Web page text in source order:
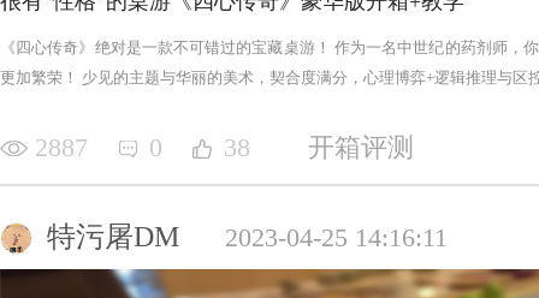
《四心传奇》绝对是一款不可错过的宝藏桌游！ 作为一名中世纪的药剂师，
更加繁荣！ 少见的主题与华丽的美术，契合度满分，心理博弈+逻辑推理与区
2887 0 38 开箱评测
特污屠DM 2023-04-25 14:16:11